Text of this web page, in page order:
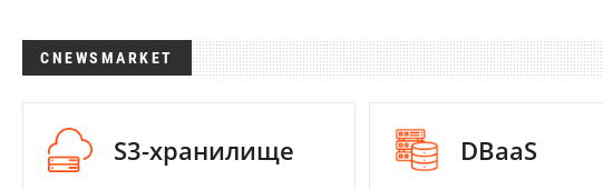
CNEWSMARKET
S3-хранилище DBaaS